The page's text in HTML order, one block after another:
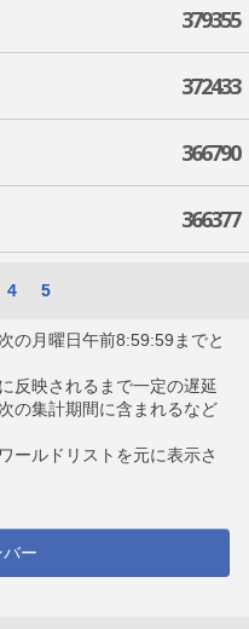
379355
372433
366790
366377
4 5
の月曜日午前8:59:59までと
反映されるまで一定の遅延
の集計期間に含まれるなど
ールドリストを元に表示さ
ー